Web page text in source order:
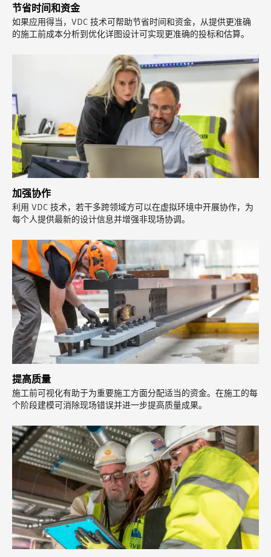
节省时间和资金
如果应用得当，VDC 技术可帮助节省时间和资金，从提供更准确
的施工前成本分析到优化详图设计可实现更准确的投标和估算。
加强协作
利用 VDC 技术，若干多跨领域方可以在虚拟环境中开展协作，为
每个人提供最新的设计信息并增强非现场协调。
提高质量
施工前可视化有助于为重要施工方面分配适当的资金。在施工的每
个阶段建模可消除现场错误并进一步提高质量成果。